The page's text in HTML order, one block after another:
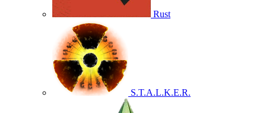
Rust
S.T.A.L.K.E.R.